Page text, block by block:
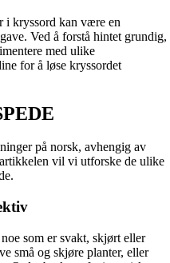
i kryssord kan være en
Ved å forstå hintet grundig,
med ulike
for å løse kryssordet
på norsk, avhengig av
vil vi utforske de ulike
som er svakt, skjørt eller
små og skjøre planter, eller